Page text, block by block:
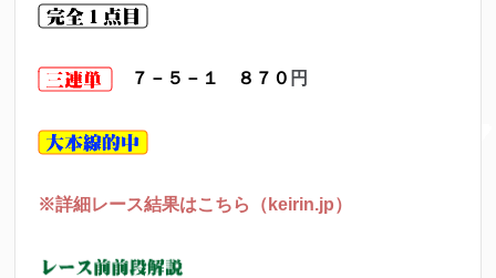
７－５－１ ８７０ 円
※詳細レース結果はこちら（keirin.jp）